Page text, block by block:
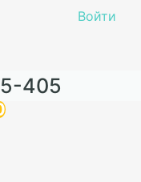
Войти
405